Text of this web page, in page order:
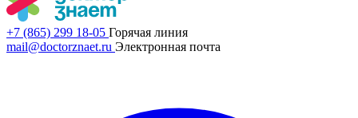
+7 (865) 299 18-05 Горячая линия
mail@doctorznaet.ru Электронная почта